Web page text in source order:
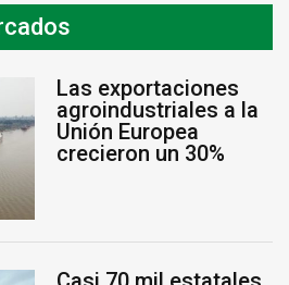
Las exportaciones
agroindustriales a la
Unión Europea
crecieron un 30%